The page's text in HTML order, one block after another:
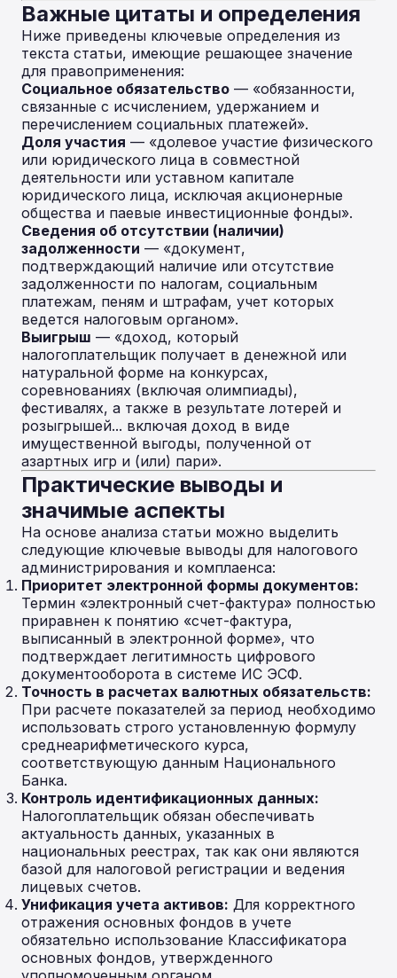
Важные цитаты и определения
Ниже приведены ключевые определения из
текста статьи, имеющие решающее значение
для правоприменения:
Социальное обязательство — «обязанности,
связанные с исчислением, удержанием и
перечислением социальных платежей».
Доля участия — «долевое участие физического
или юридического лица в совместной
деятельности или уставном капитале
юридического лица, исключая акционерные
общества и паевые инвестиционные фонды».
Сведения об отсутствии (наличии)
задолженности — «документ,
подтверждающий наличие или отсутствие
задолженности по налогам, социальным
платежам, пеням и штрафам, учет которых
ведется налоговым органом».
Выигрыш — «доход, который
налогоплательщик получает в денежной или
натуральной форме на конкурсах,
соревнованиях (включая олимпиады),
фестивалях, а также в результате лотерей и
розыгрышей... включая доход в виде
имущественной выгоды, полученной от
азартных игр и (или) пари».
Практические выводы и
значимые аспекты
На основе анализа статьи можно выделить
следующие ключевые выводы для налогового
администрирования и комплаенса:
Приоритет электронной формы документов:
Термин «электронный счет-фактура» полностью
приравнен к понятию «счет-фактура,
выписанный в электронной форме», что
подтверждает легитимность цифрового
документооборота в системе ИС ЭСФ.
Точность в расчетах валютных обязательств:
При расчете показателей за период необходимо
использовать строго установленную формулу
среднеарифметического курса,
соответствующую данным Национального
Банка.
Контроль идентификационных данных:
Налогоплательщик обязан обеспечивать
актуальность данных, указанных в
национальных реестрах, так как они являются
базой для налоговой регистрации и ведения
лицевых счетов.
Унификация учета активов: Для корректного
отражения основных фондов в учете
обязательно использование Классификатора
основных фондов, утвержденного